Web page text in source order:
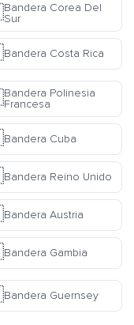
Bandera Corea Del
Sur
Bandera Costa Rica
Bandera Polinesia
Francesa
Bandera Cuba
Bandera Reino Unido
Bandera Austria
Bandera Gambia
Bandera Guernsey